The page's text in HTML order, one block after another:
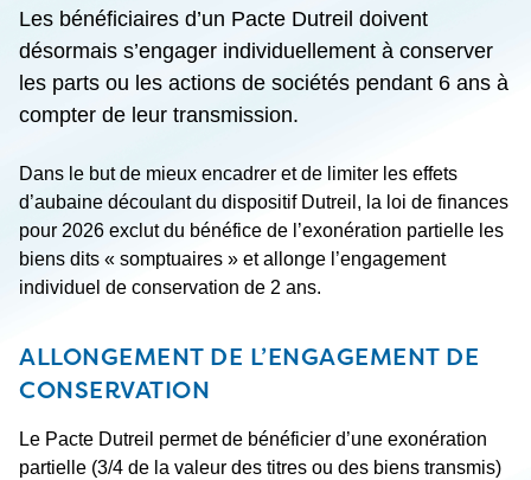
Les bénéficiaires d’un Pacte Dutreil doivent
désormais s’engager individuellement à conserver
les parts ou les actions de sociétés pendant 6 ans à
compter de leur transmission.
Dans le but de mieux encadrer et de limiter les effets
d’aubaine découlant du dispositif Dutreil, la loi de finances
pour 2026 exclut du bénéfice de l’exonération partielle les
biens dits « somptuaires » et allonge l’engagement
individuel de conservation de 2 ans.
ALLONGEMENT DE L’ENGAGEMENT DE
CONSERVATION
Le Pacte Dutreil permet de bénéficier d’une exonération
partielle (3/4 de la valeur des titres ou des biens transmis)